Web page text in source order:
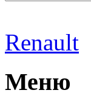
Renault
Меню